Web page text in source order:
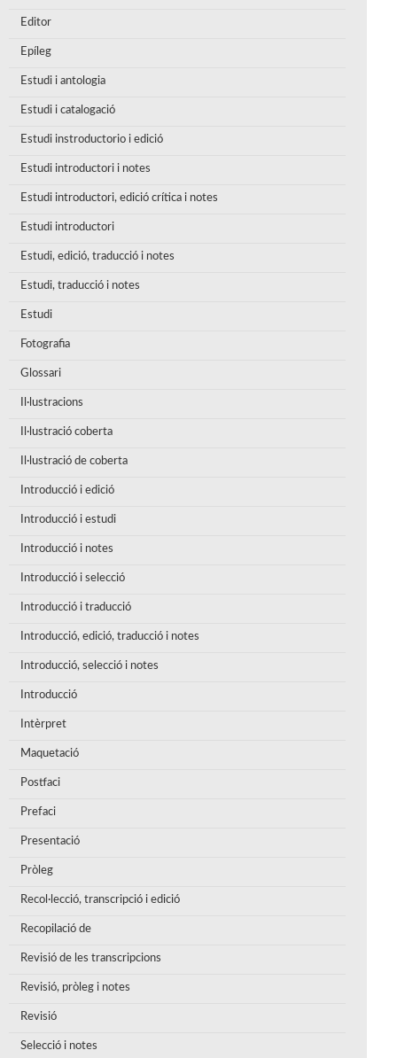
Editor
Epíleg
Estudi i antologia
Estudi i catalogació
Estudi instroductorio i edició
Estudi introductori i notes
Estudi introductori, edició crítica i notes
Estudi introductori
Estudi, edició, traducció i notes
Estudi, traducció i notes
Estudi
Fotografia
Glossari
Il·lustracions
Il·lustració coberta
Il·lustració de coberta
Introducció i edició
Introducció i estudi
Introducció i notes
Introducció i selecció
Introducció i traducció
Introducció, edició, traducció i notes
Introducció, selecció i notes
Introducció
Intèrpret
Maquetació
Postfaci
Prefaci
Presentació
Pròleg
Recol·lecció, transcripció i edició
Recopilació de
Revisió de les transcripcions
Revisió, pròleg i notes
Revisió
Selecció i notes